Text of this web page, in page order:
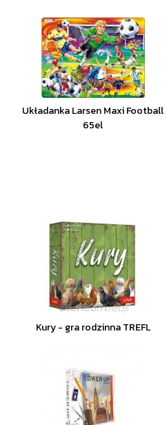
Układanka Larsen Maxi Football
65el
Kury - gra rodzinna TREFL